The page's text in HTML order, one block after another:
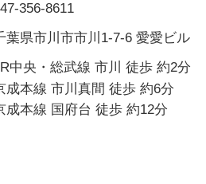
356-8611
葉県市川市市川1-7-6 愛愛ビル
中央・総武線 市川 徒歩 約2分
成本線 市川真間 徒歩 約6分
成本線 国府台 徒歩 約12分